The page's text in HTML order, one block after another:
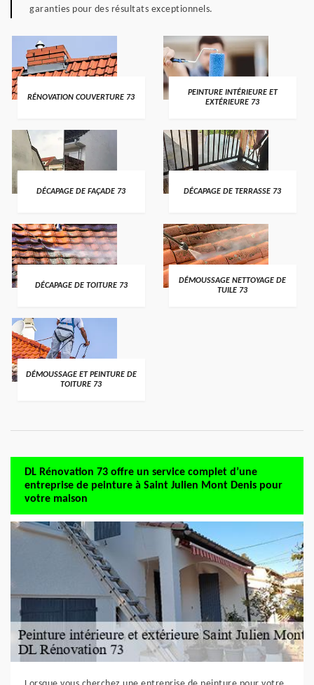
garanties pour des résultats exceptionnels.
RÉNOVATION COUVERTURE 73
PEINTURE INTÉRIEURE ET
EXTÉRIEURE 73
DÉCAPAGE DE FAÇADE 73 DÉCAPAGE DE TERRASSE 73
DÉCAPAGE DE TOITURE 73
DÉMOUSSAGE NETTOYAGE DE
TUILE 73
DÉMOUSSAGE ET PEINTURE DE
TOITURE 73
DL Rénovation 73 offre un service complet d’une
entreprise de peinture à Saint Julien Mont Denis pour
votre maison